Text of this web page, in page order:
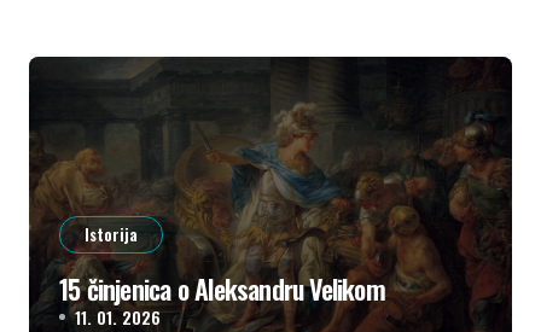
Istorija
15 činjenica o Aleksandru Velikom
11. 01. 2026